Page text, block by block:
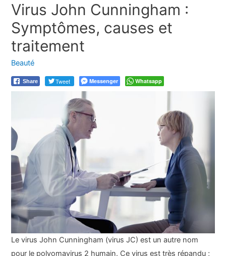
Virus John Cunningham :
Symptômes, causes et
traitement
Beauté
Share Tweet Messenger Whatsapp
Le virus John Cunningham (virus JC) est un autre nom
pour le polyomavirus 2 humain. Ce virus est très répandu ;